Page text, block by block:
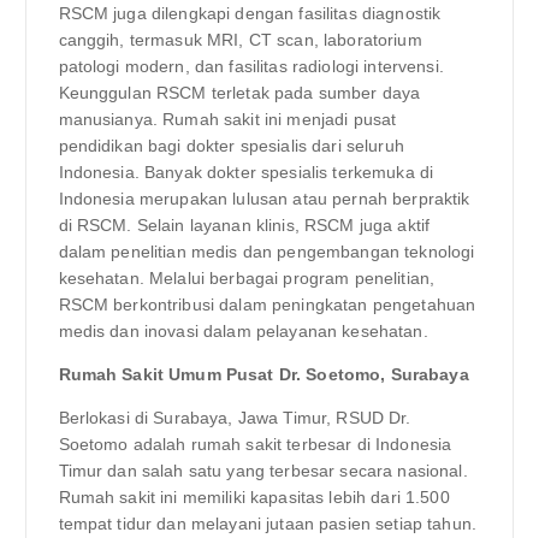
RSCM juga dilengkapi dengan fasilitas diagnostik
canggih, termasuk MRI, CT scan, laboratorium
patologi modern, dan fasilitas radiologi intervensi.
Keunggulan RSCM terletak pada sumber daya
manusianya. Rumah sakit ini menjadi pusat
pendidikan bagi dokter spesialis dari seluruh
Indonesia. Banyak dokter spesialis terkemuka di
Indonesia merupakan lulusan atau pernah berpraktik
di RSCM. Selain layanan klinis, RSCM juga aktif
dalam penelitian medis dan pengembangan teknologi
kesehatan. Melalui berbagai program penelitian,
RSCM berkontribusi dalam peningkatan pengetahuan
medis dan inovasi dalam pelayanan kesehatan.
Rumah Sakit Umum Pusat Dr. Soetomo, Surabaya
Berlokasi di Surabaya, Jawa Timur, RSUD Dr.
Soetomo adalah rumah sakit terbesar di Indonesia
Timur dan salah satu yang terbesar secara nasional.
Rumah sakit ini memiliki kapasitas lebih dari 1.500
tempat tidur dan melayani jutaan pasien setiap tahun.